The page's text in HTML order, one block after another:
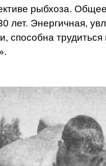
рыбхоза.
лет. Энергичная,
способна тру­диться